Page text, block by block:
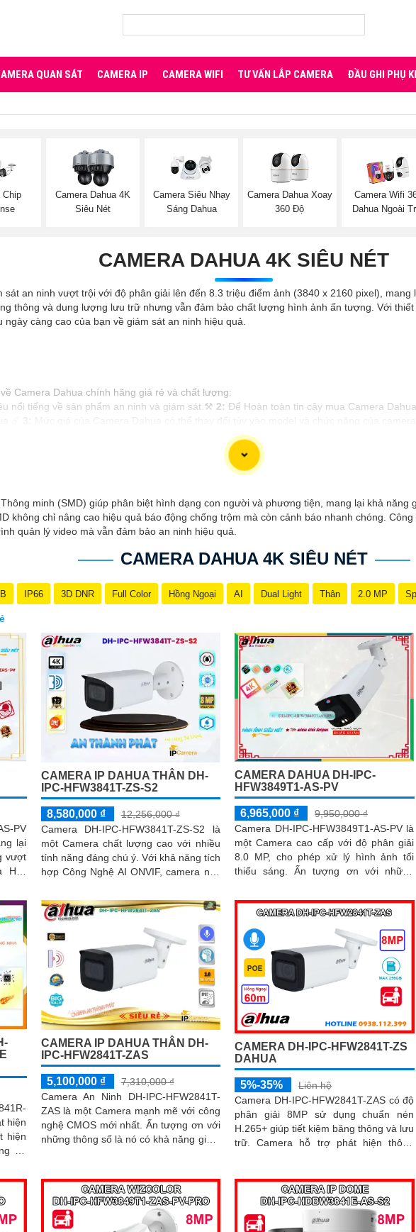
QUAN SÁT CAMERA IP CAMERA WIFI TƯ VẤN LẮP CAMERA ĐẦU GHI PHỤ
Chip
Camera Dahua 4K
Siêu Nét
Camera Siêu Nhạy
Sáng Dahua
Camera Dahua Xoay
360 Độ
Camera Wifi
Dahua Ngoài
CAMERA DAHUA 4K SIÊU NÉT
sát an ninh vượt trội với độ phân giải lên đến 8.3 triệu điểm ảnh (3840 x 2160 pixel),
thông và dung lượng lưu trữ nhưng vẫn đảm bảo chất lượng hình ảnh ấn tượng. Với
càng cao của bạn về giám sát an ninh hiệu quả.
Camera Dahua chính hãng giá rẻ và chất lượng:
nổi tiếng về sản phẩm an ninh và giám sát.⚒ 2: Để Hoàn toàn tin cậy mua Camera
giá cao với độ phân giải cao, tính năng thông minh và độ tin cậy.💖
giúp bạn chọn lựa được Camera Dahua chính hãng, giá rẻ và chất lượng. Nếu bạn có
minh (SMD) giúp phân biệt hình dạng con người và phương tiện, mang lại khả năng
không chỉ nâng cao hiệu quả báo động chống trộm mà còn cảnh báo nhanh chóng.
quản lý video mà vẫn đảm bảo an ninh hiệu quả.
CAMERA DAHUA 4K SIÊU NÉT
IP66 3D DNR Full Color Hồng Ngoại AI Dual Light Thân 2.0 MP
PV
lại
vượt
CAMERA IP DAHUA THÂN DH-
IPC-HFW3841T-ZS-S2
8,580,000 ₫
12,256,000 ₫
Camera DH-IPC-HFW3841T-ZS-S2 là
một Camera chất lượng cao với nhiều
tính năng đáng chú ý. Với khả năng tích
hợp Công Nghệ AI ONVIF, camera này
ảnh một cách thông minh, tối ưu hóa
hiệu suất của hệ thống
CAMERA DAHUA DH-IPC-
HFW3849T1-AS-PV
6,965,000 ₫
9,950,000 ₫
Camera DH-IPC-HFW3849T1-AS-PV là
một Camera cao cấp với độ phân giải
8.0 MP, cho phép xử lý hình ảnh tối
thiếu sáng. Ấn tượng ơn với những
ghi...
hiện
hiện
dễ
năng
CAMERA IP DAHUA THÂN DH-
IPC-HFW2841T-ZAS
5,100,000 ₫
7,310,000 ₫
Camera An Ninh DH-IPC-HFW2841T-
ZAS là một Camera mạnh mẽ với công
nghệ CMOS mới nhất. Ấn tượng ơn với
những thông số là nó có khả năng giám
CAMERA DH-IPC-HFW2841T-ZS
DAHUA
5%-35%
Liên hệ
Camera DH-IPC-HFW2841T-ZAS có độ
phân giải 8MP sử dụng chuẩn nén
H.265+ giúp tiết kiệm băng thông và lưu
trữ. Camera hỗ trợ phát hiện thông